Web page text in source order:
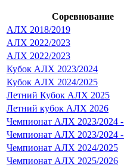
Соревнование
АЛХ 2018/2019
АЛХ 2022/2023
АЛХ 2022/2023
Кубок АЛХ 2023/2024
Кубок АЛХ 2024/2025
Летний Кубок АЛХ 2025
Летний кубок АЛХ 2026
Чемпионат АЛХ 2023/2024
Чемпионат АЛХ 2023/2024
Чемпионат АЛХ 2024/2025
Чемпионат АЛХ 2025/2026